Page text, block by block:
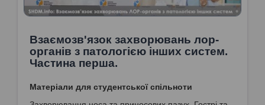
Взаємозв'язок захворювань лор-
органів з патологією інших систем.
Частина перша.
Матеріали для студентської спільноти